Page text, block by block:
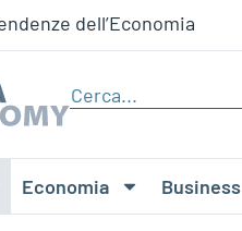
dell’Economia
Economia Business